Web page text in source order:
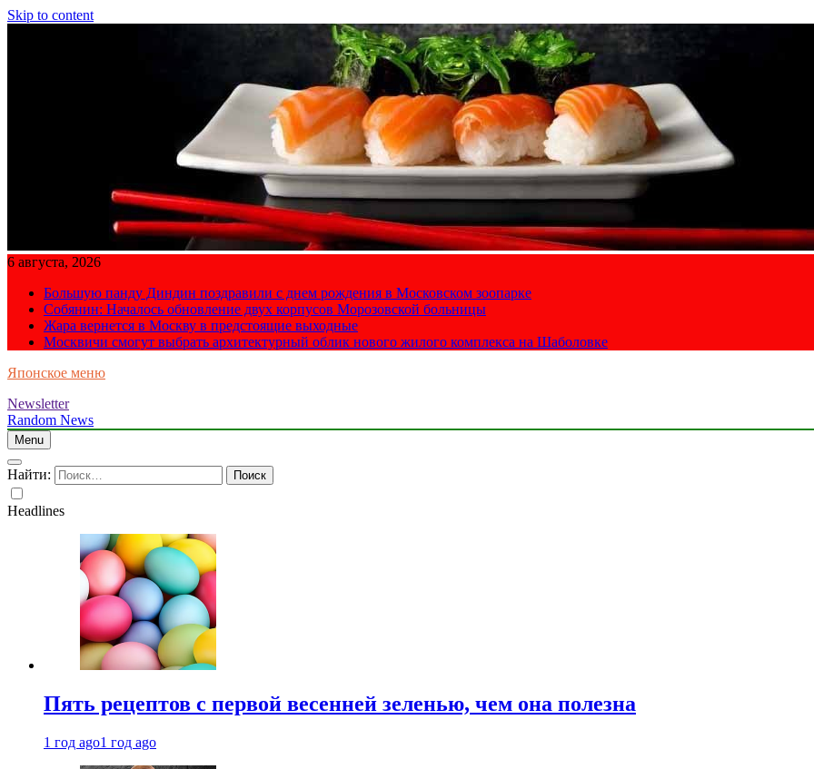
Skip to content
6 августа, 2026
Большую панду Диндин поздравили с днем рождения в Московском зоопарке
Собянин: Началось обновление двух корпусов Морозовской больницы
Жара вернется в Москву в предстоящие выходные
Москвичи смогут выбрать архитектурный облик нового жилого комплекса на Шаболовке
Японское меню
Newsletter
Random News
Menu
Найти:
Headlines
Пять рецептов с первой весенней зеленью, чем она полезна
1 год ago1 год ago